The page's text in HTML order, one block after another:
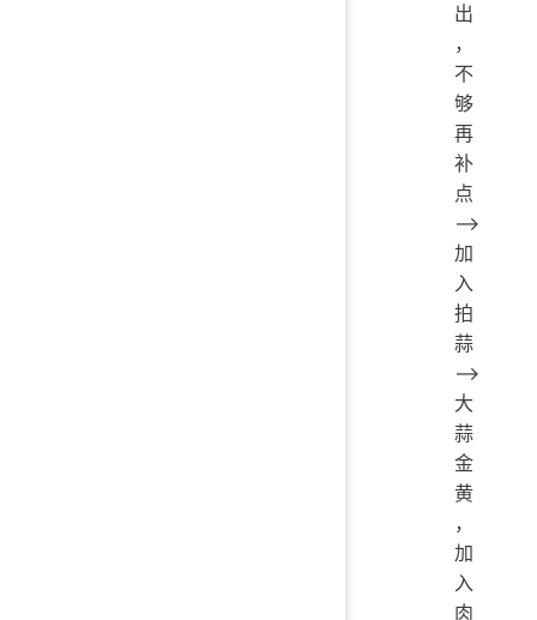
出
，
不
够
再
补
点
——>
加
入
拍
蒜
——>
大
蒜
金
黄
，
加
入
肉